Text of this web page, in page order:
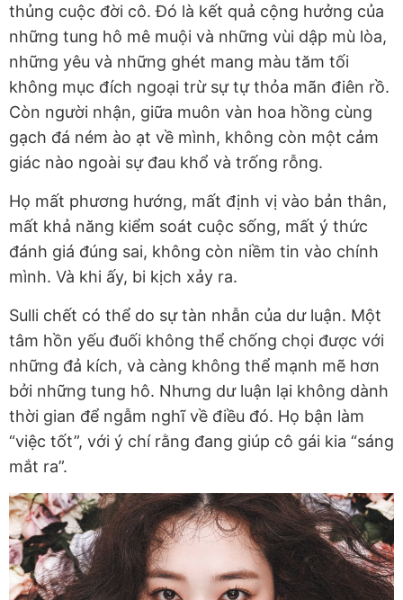
thủng cuộc đời cô. Đó là kết quả cộng hưởng của
những tung hô mê muội và những vùi dập mù lòa,
những yêu và những ghét mang màu tăm tối
không mục đích ngoại trừ sự tự thỏa mãn điên rồ.
Còn người nhận, giữa muôn vàn hoa hồng cùng
gạch đá ném ào ạt về mình, không còn một cảm
giác nào ngoài sự đau khổ và trống rỗng.
Họ mất phương hướng, mất định vị vào bản thân,
mất khả năng kiểm soát cuộc sống, mất ý thức
đánh giá đúng sai, không còn niềm tin vào chính
mình. Và khi ấy, bi kịch xảy ra.
Sulli chết có thể do sự tàn nhẫn của dư luận. Một
tâm hồn yếu đuối không thể chống chọi được với
những đả kích, và càng không thể mạnh mẽ hơn
bởi những tung hô. Nhưng dư luận lại không dành
thời gian để ngẫm nghĩ về điều đó. Họ bận làm
“việc tốt”, với ý chí rằng đang giúp cô gái kia “sáng
mắt ra”.